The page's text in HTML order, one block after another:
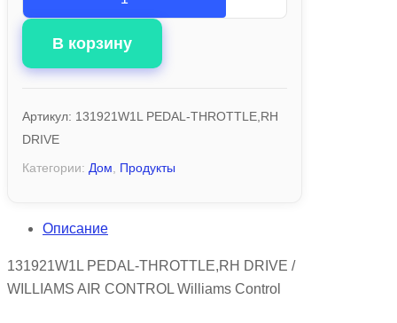
В корзину
Артикул: 131921W1L PEDAL-THROTTLE,RH
DRIVE
Категории: Дом Продукты
Описание
131921W1L PEDAL-THROTTLE,RH DRIVE /
WILLIAMS AIR CONTROL Williams Control